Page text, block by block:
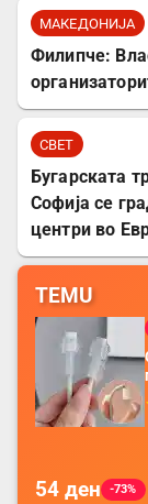
МАКЕДОНИЈА
Филипче:
СВЕТ
Бугарската
Софија се
центри во
TEMU
54 ден
-73%